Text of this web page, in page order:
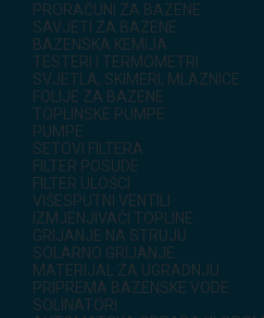
PRORAČUNI ZA BAZENE
SAVJETI ZA BAZENE
BAZENSKA KEMIJA
TESTERI I TERMOMETRI
SVJETLA, SKIMERI, MLAZNICE
FOLIJE ZA BAZENE
TOPLINSKE PUMPE
PUMPE
SETOVI FILTERA
FILTER POSUDE
FILTER ULOŠCI
VIŠESPUTNI VENTILI
IZMJENJIVAČI TOPLINE
GRIJANJE NA STRUJU
SOLARNO GRIJANJE
MATERIJAL ZA UGRADNJU
PRIPREMA BAZENSKE VODE
SOLINATORI